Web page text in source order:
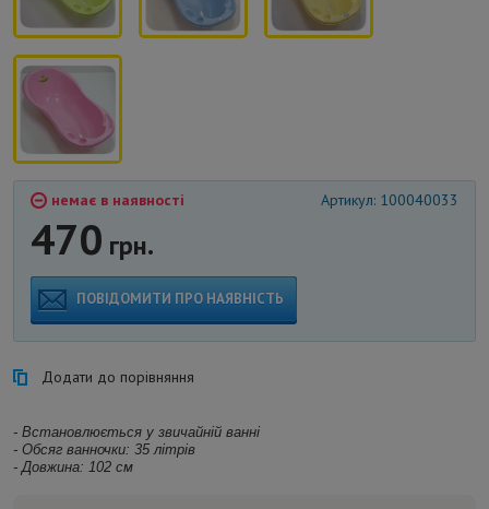
немає в наявності Артикул: 100040033
470 грн.
ПОВІДОМИТИ ПРО НАЯВНІСТЬ
Додати до порівняння
- Встановлюється у звичайній ванні
- Обсяг ванночки: 35 літрів
- Довжина: 102 см